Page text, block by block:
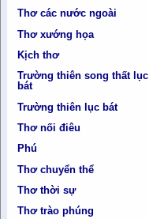
Thơ các nước ngoài
Thơ xướng họa
Kịch thơ
Trường thiên song thất lục
bát
Trường thiên lục bát
Thơ nối điêu
Phú
Thơ chuyển thể
Thơ thời sự
Thơ trào phúng